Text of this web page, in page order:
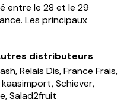
entre le 28 et le 29
Les principaux
distributeurs
Relais Dis, France Frais,
Schiever,
Salad2fruit